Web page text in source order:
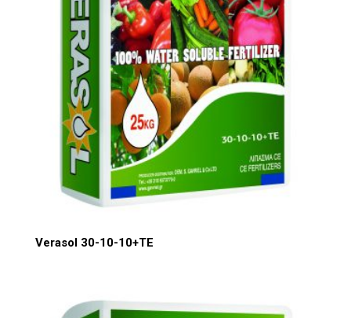
Verasol 30-10-10+TE